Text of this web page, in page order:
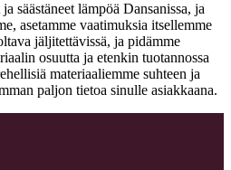
säästäneet lämpöä Dansanissa, ja
asetamme vaatimuksia itsellemme
jäljitettävissä, ja pidämme
osuutta ja etenkin tuotannossa
materiaaliemme suhteen ja
paljon tietoa sinulle asiakkaana.